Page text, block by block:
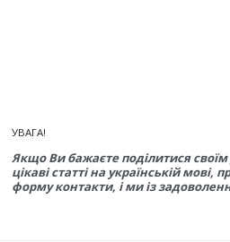
УВАГА!
Якщо Ви бажаєте поділитися
цікаві статті на українській мові,
форму контакти, і ми із